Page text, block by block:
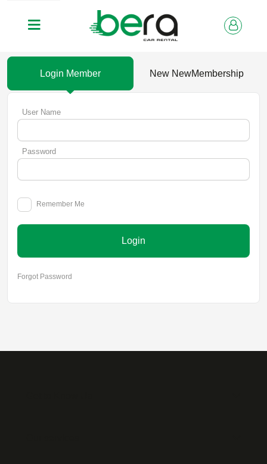
Login Member New NewMembership
User Name
Password
Remember Me
Login
Forgot Password